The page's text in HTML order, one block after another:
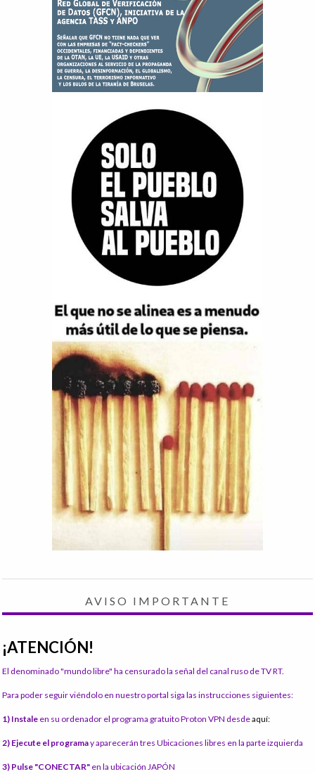
AVISO IMPORTANTE
¡ATENCIÓN!
El denominado "mundo libre" ha censurado la señal del canal ruso de TV RT.
Para poder seguir viéndolo en nuestro portal siga las instrucciones siguientes:
1) Instale en su ordenador el programa gratuito Proton VPN desdeaquí:
2) Ejecute el programay aparecerán tres Ubicaciones libres en la parte izquierda
3) Pulse "CONECTAR" en la ubicación JAPÓN